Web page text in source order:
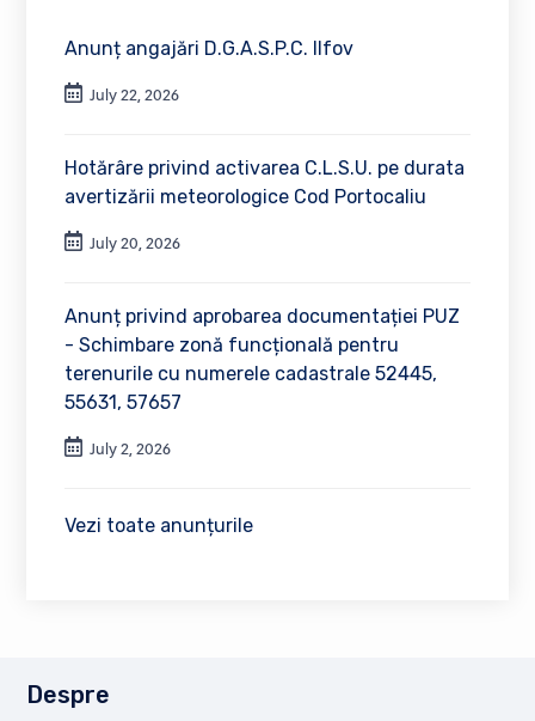
Anunț angajări D.G.A.S.P.C. Ilfov
July 22, 2026
Hotărâre privind activarea C.L.S.U. pe durata
avertizării meteorologice Cod Portocaliu
July 20, 2026
Anunț privind aprobarea documentației PUZ
- Schimbare zonă funcțională pentru
terenurile cu numerele cadastrale 52445,
55631, 57657
July 2, 2026
Vezi toate anunțurile
Despre